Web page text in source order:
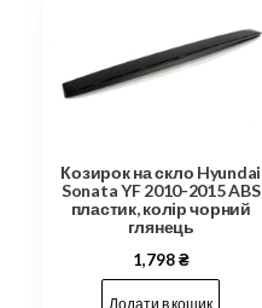
Козирок на скло Hyundai
Sonata YF 2010-2015 ABS
пластик, колір чорний
глянець
1,798₴
Додати в кошик